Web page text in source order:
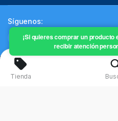
Síguenos:
Copyright 2024 © Mistral Sporting
¡Si quieres comprar un producto
recibir atención
Tienda